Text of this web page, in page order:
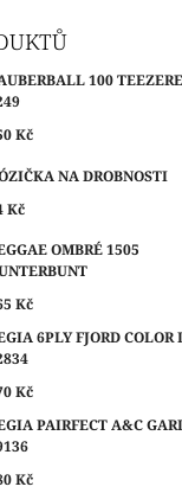
100
Kč
NA DROBNOSTI
Kč
OMBRÉ 1505
Kč
6PLY FJORD COLOR
Kč
PAIRFECT A&C
Kč